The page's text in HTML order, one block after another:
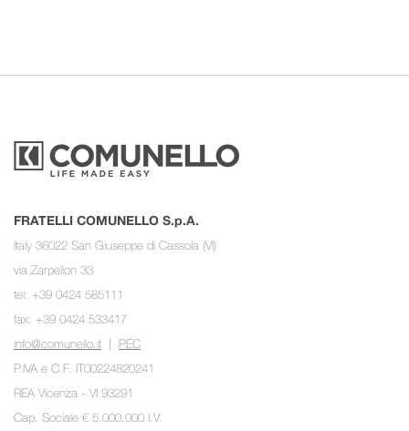
FRATELLI COMUNELLO S.p.A.
Italy 36022 San Giuseppe di Cassola (VI)
via Zarpellon 33
tel: +39 0424 585111
fax: +39 0424 533417
info@comunello.it | PEC
P.IVA e C.F. IT00224820241
REA Vicenza - VI 93291
Cap. Sociale € 5.000.000 I.V.